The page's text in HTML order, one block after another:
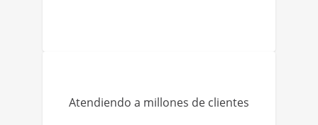
Atendiendo a millones de clientes